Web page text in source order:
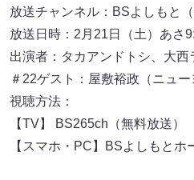
放送チャンネル：BSよしもと（
放送日時：2月21日（土）あさ
出演者：タカアンドトシ、大西
＃22ゲスト：屋敷裕政（ニュー
視聴方法：
【TV】 BS265ch（無料放送）
【スマホ・PC】BSよしもとホ